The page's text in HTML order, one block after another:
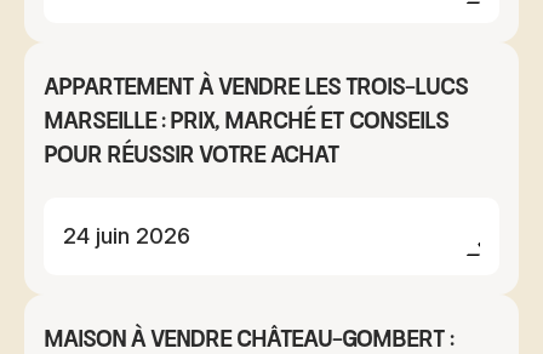
Appartement à vendre Les Trois-Lucs
Marseille : prix, marché et conseils
pour réussir votre achat
24 juin 2026
Maison à vendre Château-Gombert :